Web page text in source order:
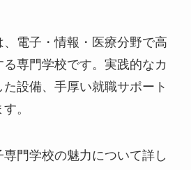
電子・情報・医療分野で高
専門学校です。実践的なカ
設備、手厚い就職サポート
。
門学校の魅力について詳し